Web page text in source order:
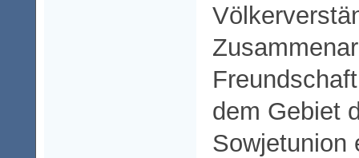
dem Gebiet
Sowjetunion